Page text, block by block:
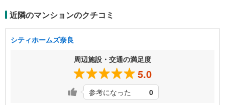
近隣のマンションのクチコミ
シティホームズ奈良
周辺施設・交通の満足度
5.0
参考になった 0